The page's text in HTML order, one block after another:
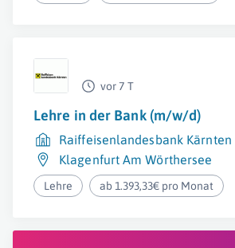
vor 7 T
Lehre in der Bank (m/w/d)
Raiffeisenlandesbank
Klagenfurt Am Wörthersee
Lehre ab 1.393,33€ pro Monat